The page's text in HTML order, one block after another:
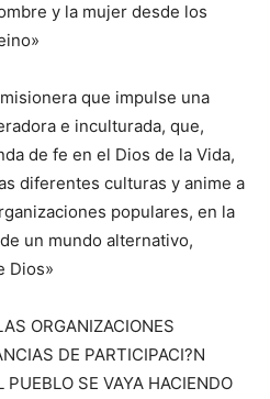
y la mujer desde los
que impulse una
e inculturada, que,
de fe en el Dios de la Vida,
diferentes culturas y anime a
populares, en la
un mundo alternativo,
Dios»
ORGANIZACIONES
DE PARTICIPACI?N
PUEBLO SE VAYA HACIENDO